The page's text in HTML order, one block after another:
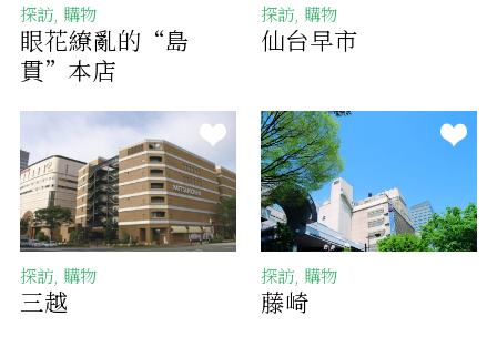
探訪, 購物
眼花繚亂的“島
貫”本店
探訪, 購物
仙台早市
探訪, 購物
三越
探訪, 購物
藤崎